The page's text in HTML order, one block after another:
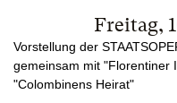
Freitag,
Vorstellung der
gemeinsam mit "Florentiner
"Colombinens Heirat"